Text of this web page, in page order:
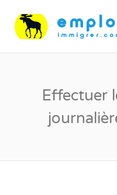
Effectuer